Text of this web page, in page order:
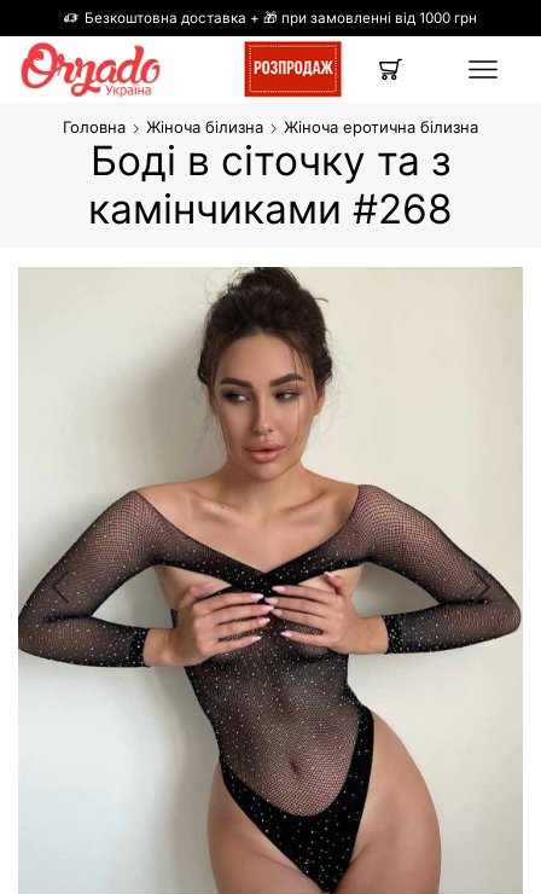
Безкоштовна доставка + 🎁 при замовленні від 1000 грн
Головна Жіноча білизна Жіноча еротична білизна
Боді в сіточку та з
камінчиками #268